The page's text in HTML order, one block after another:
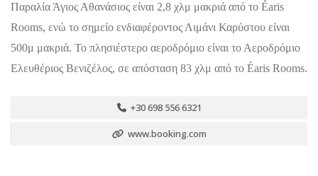
Παραλία Άγιος Αθανάσιος είναι 2,8 χλμ μακριά από το Éaris
Rooms, ενώ το σημείο ενδιαφέροντος Λιμάνι Καρύστου είναι
500μ μακριά. Το πλησιέστερο αεροδρόμιο είναι το Αεροδρόμιο
Ελευθέριος Βενιζέλος, σε απόσταση 83 χλμ από το Éaris Rooms.
+30 698 556 6321
www.booking.com